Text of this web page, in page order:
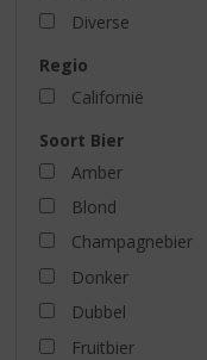
Diverse
Regio
Californië
Soort Bier
Amber
Blond
Champagnebier
Donker
Dubbel
Fruitbier